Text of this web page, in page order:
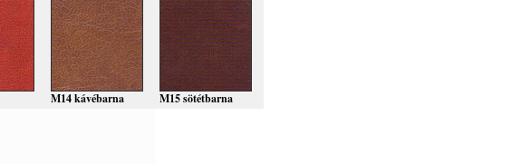
M14 kávébarna M15 sötétbarna